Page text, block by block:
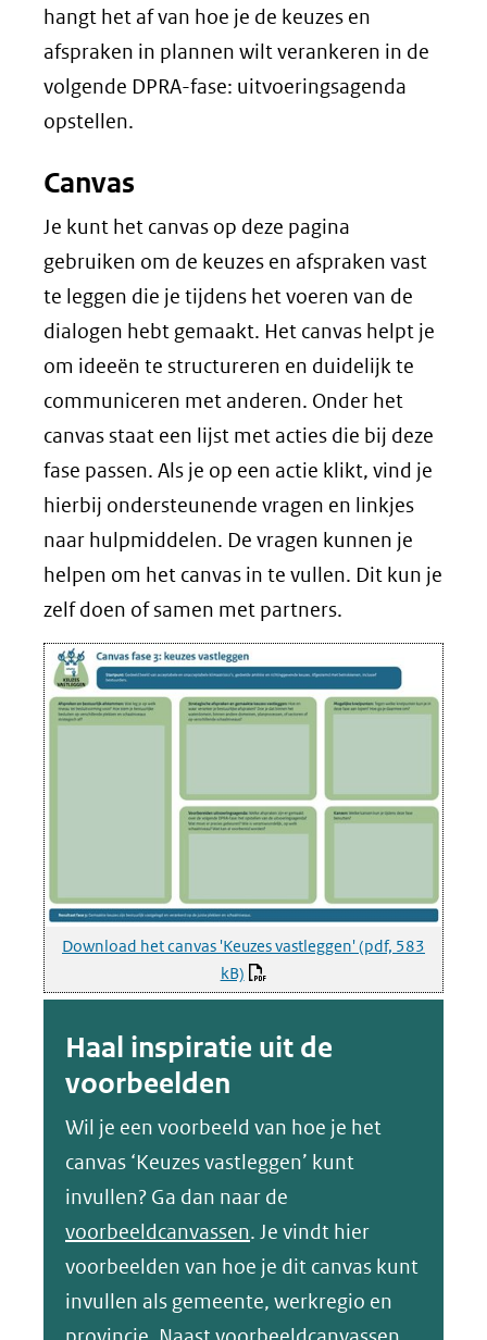
hangt het af van hoe je de keuzes en
afspraken in plannen wilt verankeren in de
volgende DPRA-fase: uitvoeringsagenda
opstellen.
Canvas
Je kunt het canvas op deze pagina
gebruiken om de keuzes en afspraken vast
te leggen die je tijdens het voeren van de
dialogen hebt gemaakt. Het canvas helpt je
om ideeën te structureren en duidelijk te
communiceren met anderen. Onder het
canvas staat een lijst met acties die bij deze
fase passen. Als je op een actie klikt, vind je
hierbij ondersteunende vragen en linkjes
naar hulpmiddelen. De vragen kunnen je
helpen om het canvas in te vullen. Dit kun je
zelf doen of samen met partners.
Download het canvas 'Keuzes vastleggen'(pdf, 583
kB)
Haal inspiratie uit de
voorbeelden
Wil je een voorbeeld van hoe je het
canvas ‘Keuzes vastleggen’ kunt
invullen? Ga dan naar de
voorbeeldcanvassen. Je vindt hier
voorbeelden van hoe je dit canvas kunt
invullen als gemeente, werkregio en